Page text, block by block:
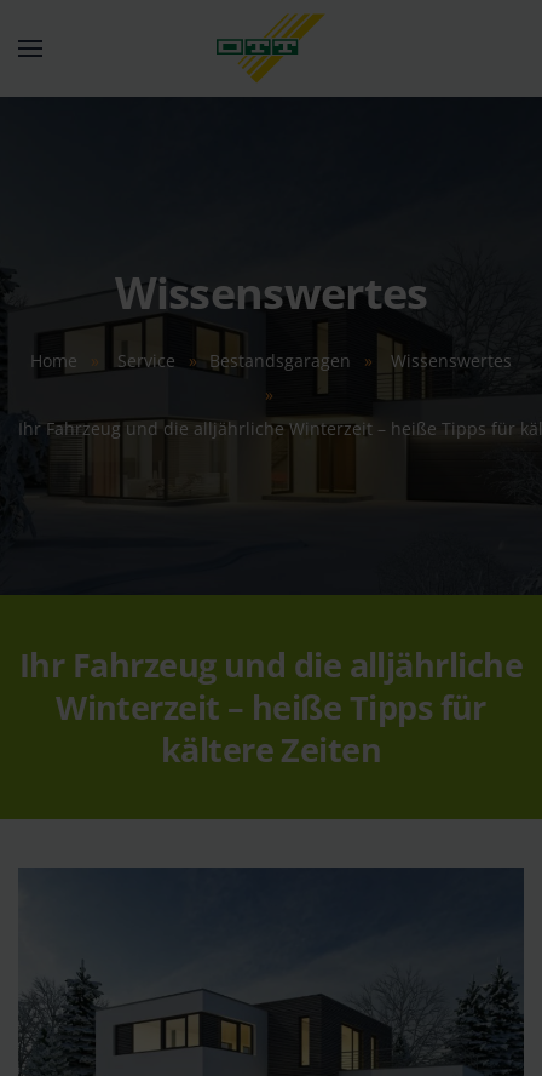
Springe zum Hauptinhalt
Wissenswertes
Home Service Bestandsgaragen Wissenswertes
Ihr Fahrzeug und die alljährliche Winterzeit – heiße Tipps für
Ihr Fahrzeug und die alljährliche
Winterzeit – heiße Tipps für
kältere Zeiten